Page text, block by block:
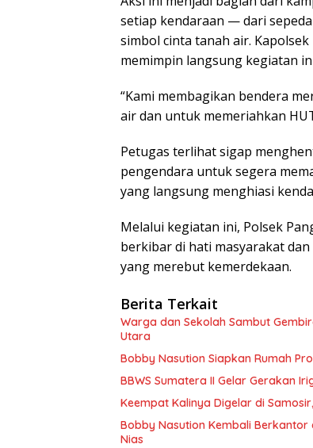
o
k
r
I
n
p
p
setiap kendaraan — dari
simbol cinta tanah air. Kapolsek
memimpin langsung kegiatan
“Kami membagikan bendera
air dan untuk memeriahkan
Petugas terlihat sigap
pengendara untuk segera
yang langsung menghiasi
Melalui kegiatan ini, Polsek
berkibar di hati masyarakat
yang merebut kemerdekaan.
Berita Terkait
Warga dan Sekolah Sambut
Utara
Bobby Nasution Siapkan Rumah
BBWS Sumatera II Gelar Gerakan
Keempat Kalinya Digelar di
Bobby Nasution Kembali Berkantor
Nias